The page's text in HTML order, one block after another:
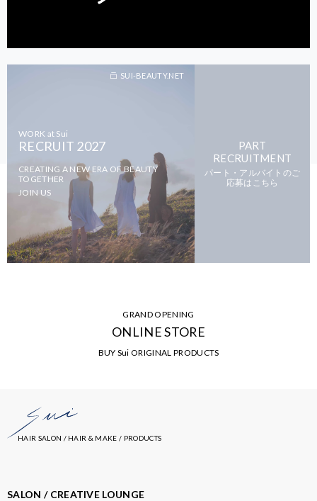
WORK at Sui
RECRUIT 2027
CREATING A NEW ERA OF BEAUTY
TOGETHER
JOIN US
SUI-BEAUTY.NET
PART
RECRUITMENT
パート・アルバイトのご
応募はこちら
GRAND OPENING
ONLINE STORE
BUY Sui ORIGINAL PRODUCTS
HAIR SALON / HAIR & MAKE / PRODUCTS
SALON / CREATIVE LOUNGE